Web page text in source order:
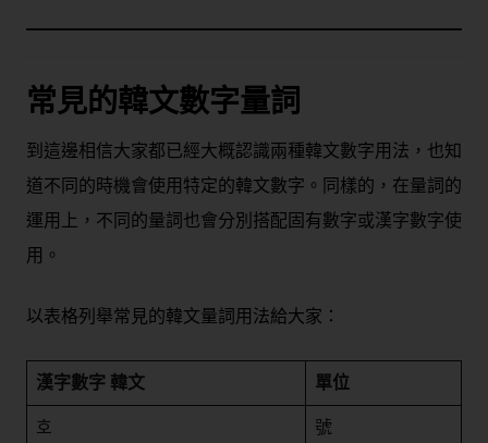
常見的韓文數字量詞
到這邊相信大家都已經大概認識兩種韓文數字用法，也知
道不同的時機會使用特定的韓文數字。同樣的，在量詞的
運用上，不同的量詞也會分別搭配固有數字或漢字數字使
用。
以表格列舉常見的韓文量詞用法給大家：
漢字數字 韓文 單位
호 號